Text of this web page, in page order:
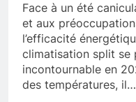
Face à un été
et aux
l’efficacité
climatisation split se
incontournable en
des températures, il…